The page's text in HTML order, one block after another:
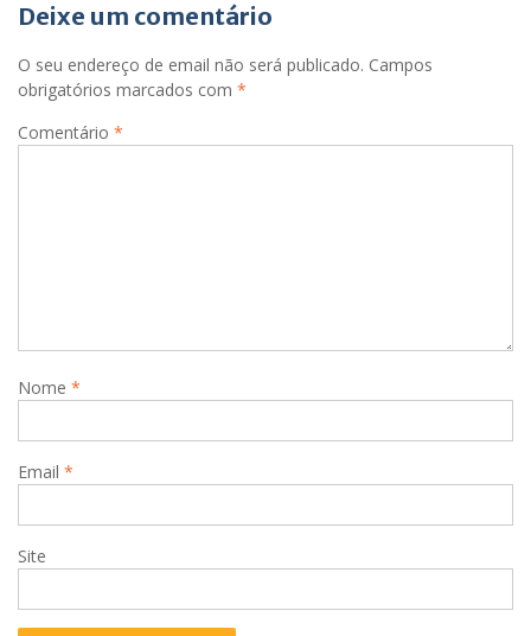
Deixe um comentário
O seu endereço de email não será publicado. Campos
obrigatórios marcados com *
Comentário *
Nome *
Email *
Site